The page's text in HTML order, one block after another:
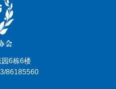
园6栋6楼
86185560